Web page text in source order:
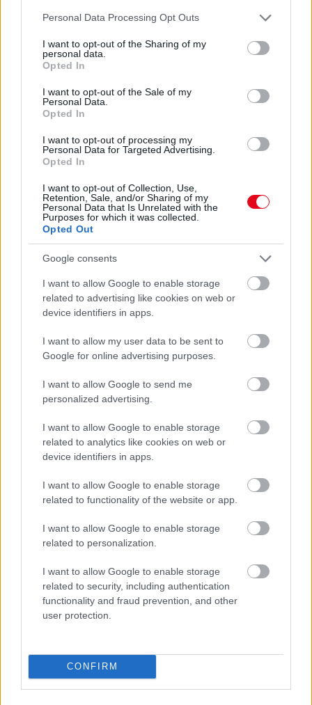
Please note that this website/app uses one or more Google
not limited to your visit or usage behaviour. You may click to
grant or deny consent to Google and its third-party tags to
use your data for below specified purposes in below Google
consent section.
Personal Data Processing Opt Outs
I want to opt-out of the Sharing of my
personal data.
Opted In
I want to opt-out of the Sale of my
Personal Data.
Opted In
I want to opt-out of processing my
Personal Data for Targeted Advertising.
Opted In
I want to opt-out of Collection, Use,
Retention, Sale, and/or Sharing of my
Personal Data that Is Unrelated with the
Purposes for which it was collected.
Opted Out
Google consents
I want to allow Google to enable storage
related to advertising like cookies on web or
device identifiers in apps.
I want to allow my user data to be sent to
Google for online advertising purposes.
I want to allow Google to send me
personalized advertising.
I want to allow Google to enable storage
related to analytics like cookies on web or
device identifiers in apps.
I want to allow Google to enable storage
related to functionality of the website or app.
I want to allow Google to enable storage
related to personalization.
I want to allow Google to enable storage
related to security, including authentication
functionality and fraud prevention, and other
user protection.
CONFIRM
ÉS SOKKAL FINOMABB LESZ A FŐTT KRUMPLI
07. 31.
EZZEL LOCSOLD HETENTE EGYSZER: KÉTSZER
ANNYI VIRÁGOT HOZ MAJD A MUSKÁTLI, HA EZT CSINÁLOD
Ettől lesz a tiéd a leggyönyörűbb muskátli a környéken
24 óra
Ezért párásodik be állandóan az ablak – egyszerűbb a
megoldás, mint gondolnád
Nem ecettel és nem szódabikarbónával: ezzel lesz
újra csillogó a vízköves csap